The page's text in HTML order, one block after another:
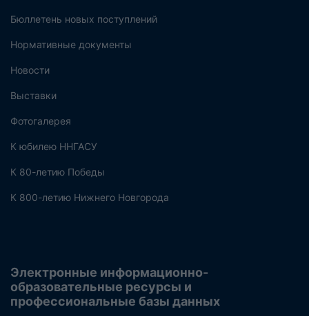
Бюллетень новых поступлений
Нормативные документы
Новости
Выставки
Фотогалерея
К юбилею ННГАСУ
К 80-летию Победы
К 800-летию Нижнего Новгорода
Электронные информационно-
образовательные ресурсы и
профессиональные базы данных